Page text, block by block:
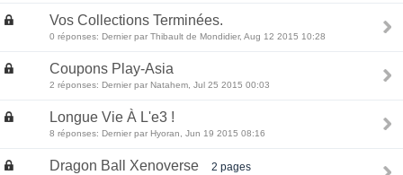
Vos Collections Terminées.
0 réponses: Dernier par Thibault de Mondidier, Aug 12 2015 10:28
Coupons Play-Asia
2 réponses: Dernier par Natahem, Jul 25 2015 00:03
Longue Vie À L'e3 !
8 réponses: Dernier par Hyoran, Jun 19 2015 08:16
Dragon Ball Xenoverse 2 pages